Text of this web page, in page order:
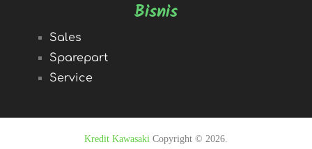
Bisnis
Sales
Sparepart
Service
Kredit Kawasaki Copyright © 2026.